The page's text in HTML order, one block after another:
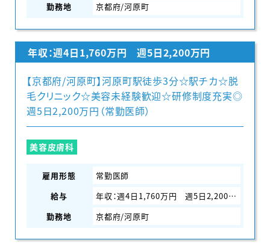
勤務地
京都府/河原町
年収：週4日1,760万円 週5日2,200万円
【京都府/河原町】河原町駅徒歩3分☆駅チカ☆脱
毛クリニック☆美容未経験歓迎☆研修制度充実◎
週5日2,200万円（常勤医師）
美容皮膚科
雇用形態
常勤医師
給与
年収：週4日1,760万円 週5日2,200万円
勤務地
京都府/河原町